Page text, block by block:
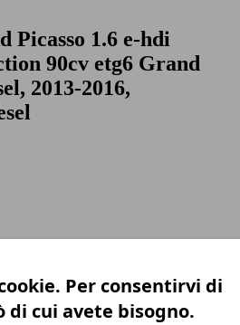
Picasso 1.6 e-hdi
90cv etg6 Grand
2013-2016,
Per consentirvi di
di cui avete bisogno.